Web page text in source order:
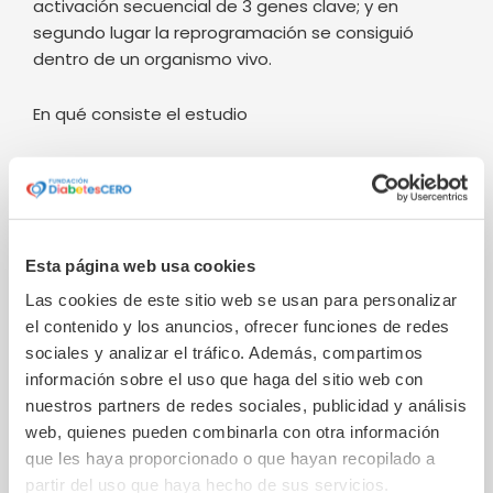
Esta página web usa cookies
Las cookies de este sitio web se usan para personalizar
el contenido y los anuncios, ofrecer funciones de redes
sociales y analizar el tráfico. Además, compartimos
información sobre el uso que haga del sitio web con
nuestros partners de redes sociales, publicidad y análisis
web, quienes pueden combinarla con otra información
que les haya proporcionado o que hayan recopilado a
partir del uso que haya hecho de sus servicios.
activación secuencial de 3 genes clave; y en
segundo lugar la reprogramación se consiguió
dentro de un organismo vivo.
En qué consiste el estudio
En una primera fase, los investigadores generaron
organoides gástricos
a partir de células madre
embrionarias humanas. Los organoides son «mini-
laboratorio. Además, dotaron a estos organoides
de un «interruptor genético» que permite la
activación de los 3 genes clave, responsables de
inducir la producción de insulina, usando un
antibiótico común, la doxiciclina.
Después trasplantaron esos organoides en región
abdominal de ratones sanos y descubrieron que